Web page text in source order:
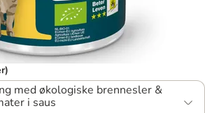
med økologiske brennesler &
i saus